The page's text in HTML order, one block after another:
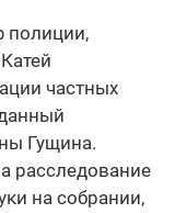
полиции,
частных
Гущина.
расследование
на собрании,